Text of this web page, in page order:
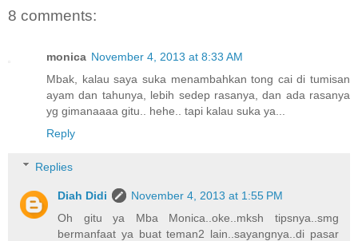
8 comments:
monica November 4, 2013 at 8:33 AM
Mbak, kalau saya suka menambahkan tong cai di tumisan
ayam dan tahunya, lebih sedep rasanya, dan ada rasanya
yg gimanaaaa gitu.. hehe.. tapi kalau suka ya...
Reply
Replies
Diah Didi
November 4, 2013 at 1:55 PM
Oh gitu ya Mba Monica..oke..mksh tipsnya..smg
bermanfaat ya buat teman2 lain..sayangnya..di pasar